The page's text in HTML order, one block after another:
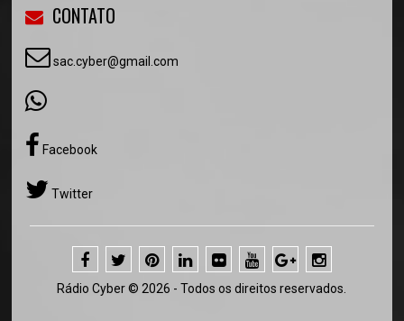
CONTATO
sac.cyber@gmail.com
Facebook
Twitter
Rádio Cyber © 2026 - Todos os direitos reservados.